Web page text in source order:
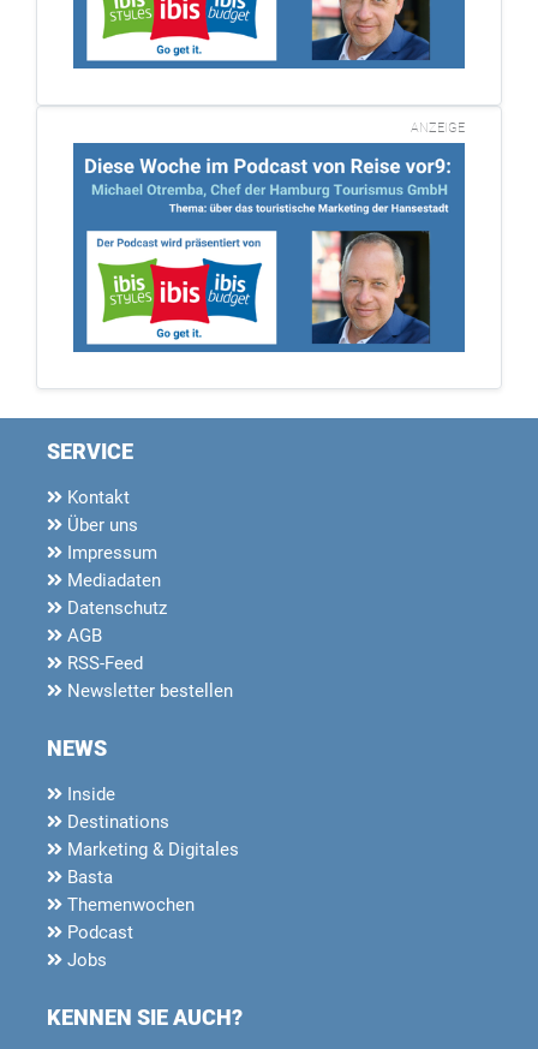
ANZEIGE
SERVICE
Kontakt
Über uns
Impressum
Mediadaten
Datenschutz
AGB
RSS-Feed
Newsletter bestellen
NEWS
Inside
Destinations
Marketing & Digitales
Basta
Themenwochen
Podcast
Jobs
KENNEN SIE AUCH?